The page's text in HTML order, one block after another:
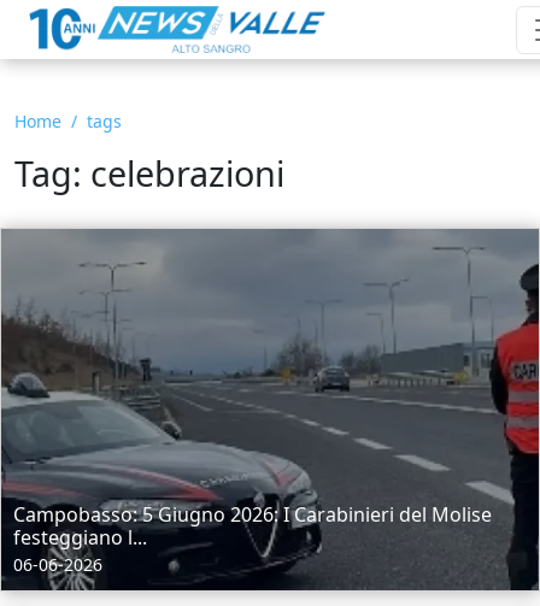
Home tags
Tag: celebrazioni
Campobasso: 5 Giugno 2026: I Carabinieri del Molise
festeggiano l...
06-06-2026